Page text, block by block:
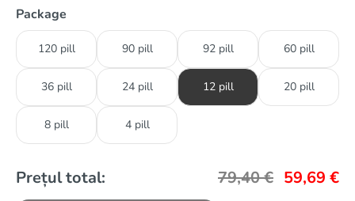
Package
120 pill 90 pill 92 pill 60 pill
36 pill 24 pill 12 pill 20 pill
8 pill 4 pill
Prețul total: 79,40€ 59,69 €